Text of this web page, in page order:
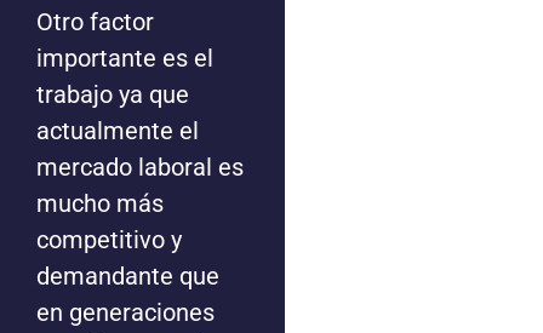
Otro factor
importante es el
trabajo ya que
actualmente el
mercado laboral es
mucho más
competitivo y
demandante que
en generaciones